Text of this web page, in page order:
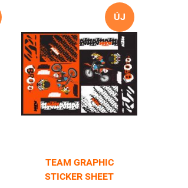
ÚJ
TEAM GRAPHIC
STICKER SHEET